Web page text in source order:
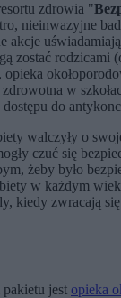
zdrowia "
nieinwazyjne
akcje
zostać rodzicami
w
do
walczyły o
czuć się
żeby było
w każdym
kiedy zwracają
jest opieka